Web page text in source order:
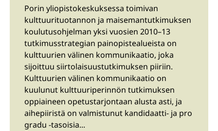
Porin yliopistokeskuksessa toimivan
kulttuurituotannon ja maisemantutkimuksen
koulutusohjelman yksi vuosien 2010–13
tutkimusstrategian painopistealueista on
kulttuurien välinen kommunikaatio, joka
sijoittuu siirtolaisuustutkimuksen piiriin.
Kulttuurien välinen kommunikaatio on
kuulunut kulttuuriperinnön tutkimuksen
oppiaineen opetustarjontaan alusta asti, ja
aihepiiristä on valmistunut kandidaatti- ja pro
gradu -tasoisia...